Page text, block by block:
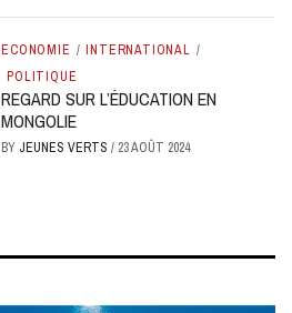
ECONOMIE / INTERNATIONAL /
POLITIQUE
REGARD SUR L’ÉDUCATION EN
MONGOLIE
BY JEUNES VERTS/ 23 AOÛT 2024